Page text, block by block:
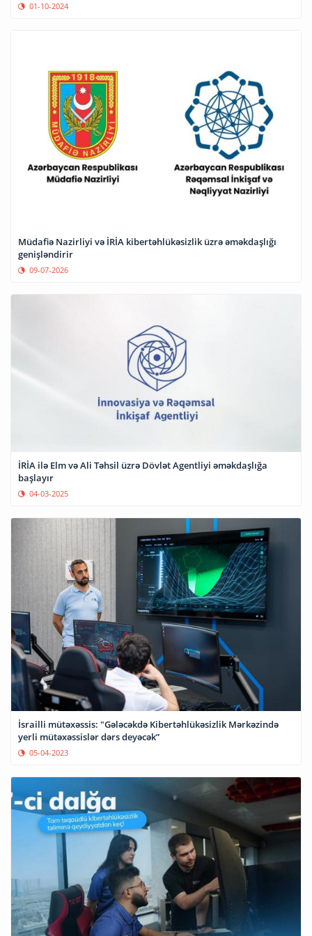
01-10-2024
Müdafiə Nazirliyi və İRİA kibertəhlükəsizlik üzrə əməkdaşlığı
genişləndirir
09-07-2026
İRİA ilə Elm və Ali Təhsil üzrə Dövlət Agentliyi əməkdaşlığa
başlayır
04-03-2025
İsrailli mütəxəssis: "Gələcəkdə Kibertəhlükəsizlik Mərkəzində
yerli mütəxəssislər dərs deyəcək”
05-04-2023